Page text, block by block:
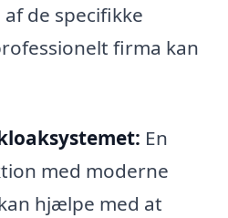
de specifikke
firma kan
En
med moderne
hjælpe med at